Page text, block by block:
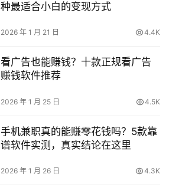
种最适合小白的变现方式
2026 年 1 月 21 日 4.4K
看广告也能赚钱？十款正规看广告
赚钱软件推荐
2026 年 1 月 25 日 4.5K
手机兼职真的能赚零花钱吗？5款靠
谱软件实测，真实结论在这里
2026 年 1 月 26 日 4.3K